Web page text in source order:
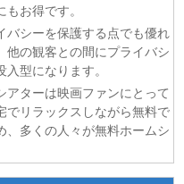
お得です。
バシーを保護する点でも優れ
他の観客との間にプライバシ
型になります。
アターは映画ファンにとって
でリラックスしながら無料で
、多くの人々が無料ホームシ